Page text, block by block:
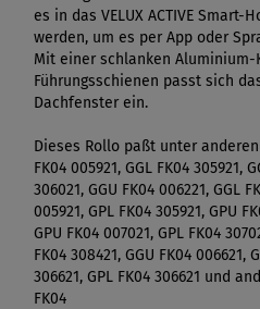
es in das VELUX ACTIVE
werden, um es per App oder
Mit einer schlanken
Führungsschienen passt sich
Dachfenster ein.
Dieses Rollo paßt unter
FK04 005921, GGL FK04 305921,
306021, GGU FK04 006221, GGL
005921, GPL FK04 305921, GPU
GPU FK04 007021, GPL FK04
FK04 308421, GGU FK04 006621,
306621, GPL FK04 306621 und
FK04